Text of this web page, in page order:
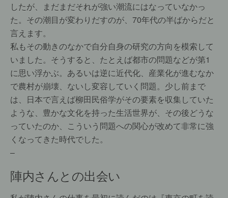
したが、まだまだそれが強い潮流にはなっていなかっ
た。その潮目が変わりだすのが、70年代の半ばからだと
言えます。
私もその動きのなかで自分自身の研究の方向を模索して
いました。そうすると、たとえば都市の問題などが第1
に思い浮かぶ。あるいは逆に近代化、産業化が進むなか
で農村が崩壊、ないし変容していく問題。少し前まで
は、日本で言えば柳田民俗学がその要素を収集していた
ような、豊かな文化を持った生活世界が、その後どうな
っていたのか、こういう問題への関心が改めて非常に強
くなってきた時代でした。
–
陣内さんとの出会い